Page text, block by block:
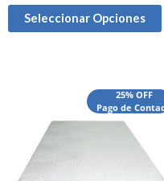
Seleccionar Opciones
25% OFF
Pago de
El
precio
original
$2,065,000.00.
El